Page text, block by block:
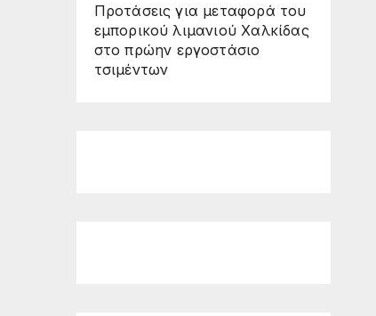
Προτάσεις για μεταφορά του
εμπορικού λιμανιού Χαλκίδας
στο πρώην εργοστάσιο
τσιμέντων